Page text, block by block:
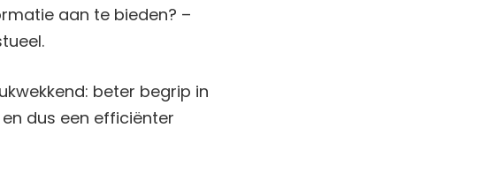
aan te bieden? –
beter begrip in
dus een efficiënter